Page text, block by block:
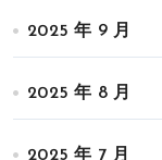
2025 年 9 月
2025 年 8 月
2025 年 7 月